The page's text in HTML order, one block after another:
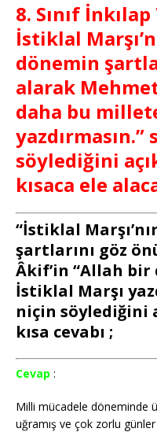
8. Sınıf
İstiklal
dönemin
alarak
daha bu
söylediğini
kısaca ele
“İstiklal
şartlarını göz
Âkif’in “Allah
İstiklal Marşı
niçin söylediğini
kısa cevabı ;
Cevap :
Milli mücadele döneminde
uğramış ve çok zorlu